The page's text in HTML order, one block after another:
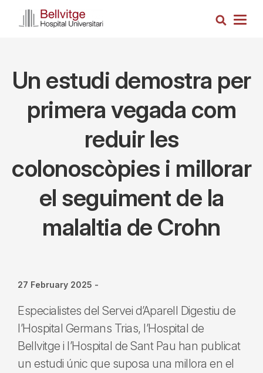
Search
Un estudi demostra per
primera vegada com
reduir les
colonoscòpies i millorar
el seguiment de la
malaltia de Crohn
27 February 2025 -
Especialistes del Servei d’Aparell Digestiu de
l’Hospital Germans Trias, l’Hospital de
Bellvitge i l’Hospital de Sant Pau han publicat
un estudi únic que suposa una millora en el